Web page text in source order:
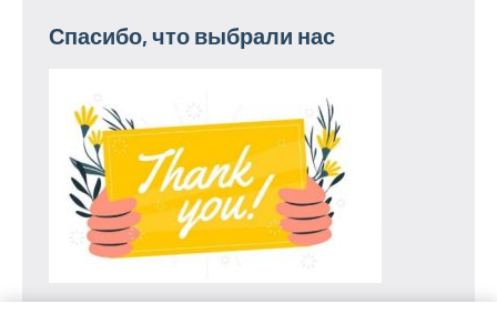
Спасибо, что выбрали нас